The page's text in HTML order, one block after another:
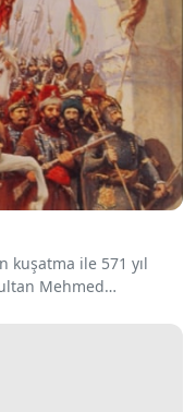
kuşatma ile 571 yıl
Mehmed
başkenti,
noktası haline
nereden geldiği